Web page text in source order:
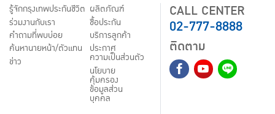
รู้จักกรุงเทพประกันชีวิต
ร่วมงานกับเรา
คำถามที่พบบ่อย
ค้นหานายหน้า/ตัวแทน
ข่าว
ผลิตภัณฑ์
ชื้อประกัน
บริการลูกค้า
ประกาศ
ความเป็นส่วนตัว
นโยบาย
คุ้มครอง
ข้อมูลส่วน
บุคคล
CALL CENTER
02-777-8888
ติดตาม